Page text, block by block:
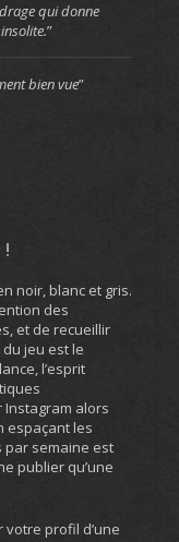
qui donne
”
bien vue”
noir, blanc et gris.
des
et de recueillir
jeu est le
l’esprit
Instagram alors
espaçant les
par semaine est
publier qu’une
votre profil d’une